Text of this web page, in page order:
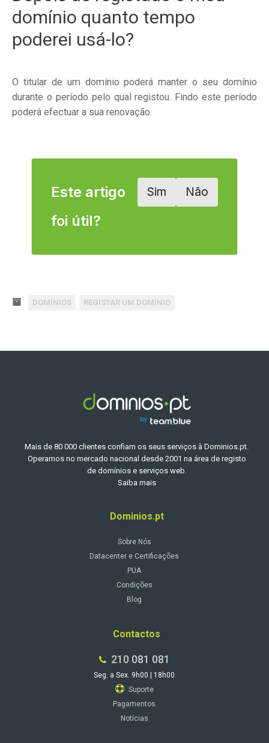
domínio quanto tempo
poderei usá-lo?
O titular de um domínio poderá manter o seu domínio
durante o período pelo qual registou. Findo este período
poderá efectuar a sua renovação.
Este artigo
foi útil?
Sim Não
DOMÍNIOS REGISTAR UM DOMÍNIO
Mais de 80 000 clientes confiam os seus serviços à Dominios.pt.
Operamos no mercado nacional desde 2001 na área de registo
de domínios e serviços web.
Saiba mais
Dominios.pt
Sobre Nós
Datacenter e Certificações
PUA
Condições
Blog
Contactos
210 081 081
Seg. a Sex. 9h00 | 18h00
Suporte
Pagamentos
Notícias